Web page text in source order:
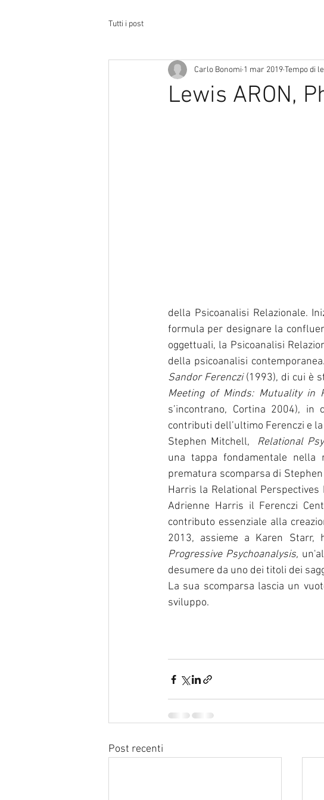
Tutti i post
Lewis ARON,
Carlo Bonomi 1 mar 2019Tempo di
della Psicoanalisi Relazionale.
formula per designare la
oggettuali, la Psicoanalisi
della psicoanalisi
Sandor Ferenczi (1993), di cui è
Meeting of Minds: Mutuality in
s’incontrano, Cortina 2004),
contributi dell’ultimo Ferenczi e
Stephen Mitchell,
Relational
una tappa fondamentale nella
prematura scomparsa di
Harris la Relational
Adrienne Harris il Ferenczi
contributo essenziale alla
2013, assieme a Karen Starr,
Progressive Psychoanalysis,
desumere da uno dei titoli dei
La sua scomparsa lascia un
sviluppo.
Post recenti